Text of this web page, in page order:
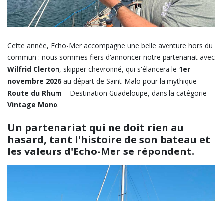
Cette année, Echo-Mer accompagne une belle aventure hors du
commun : nous sommes fiers d'annoncer notre partenariat avec
Wilfrid Clerton, skipper chevronné, qui s'élancera le 1er
novembre 2026 au départ de Saint-Malo pour la mythique
Route du Rhum – Destination Guadeloupe, dans la catégorie
Vintage Mono.
Un partenariat qui ne doit rien au
hasard, tant l'histoire de son bateau et
les valeurs d'Echo-Mer se répondent.